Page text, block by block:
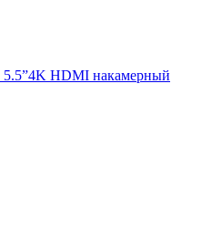
HDMI накамерный